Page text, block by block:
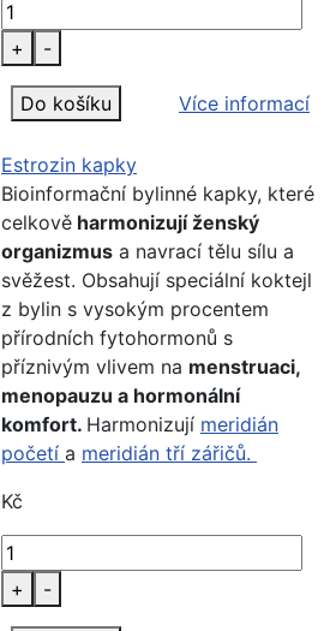
+ -
Do košíku Více informací
Estrozin kapky
Bioinformační bylinné kapky, které
celkově harmonizují ženský
organizmus a navrací tělu sílu a
svěžest. Obsahují speciální koktejl
z bylin s vysokým procentem
přírodních fytohormonů s
příznivým vlivem na menstruaci,
menopauzu a hormonální
komfort. Harmonizují meridián
početí a meridián tří zářičů.
Kč
+ -